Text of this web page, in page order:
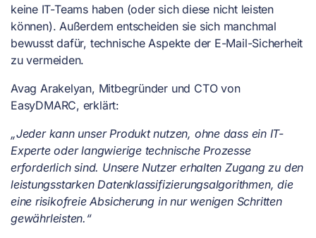
keine IT-Teams haben (oder sich diese nicht leisten
können). Außerdem entscheiden sie sich manchmal
bewusst dafür, technische Aspekte der E-Mail-Sicherheit
zu vermeiden.
Avag Arakelyan, Mitbegründer und CTO von
EasyDMARC, erklärt:
„Jeder kann unser Produkt nutzen, ohne dass ein IT-
Experte oder langwierige technische Prozesse
erforderlich sind. Unsere Nutzer erhalten Zugang zu den
leistungsstarken Datenklassifizierungsalgorithmen, die
eine risikofreie Absicherung in nur wenigen Schritten
gewährleisten.“